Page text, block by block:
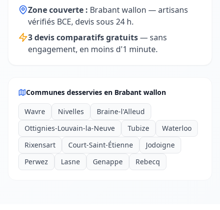
Zone couverte : Brabant wallon — artisans
vérifiés BCE, devis sous 24 h.
3 devis comparatifs gratuits— sans
engagement, en moins d'1 minute.
Communes desservies en Brabant wallon
Wavre Nivelles
Braine-l'Alleud
Ottignies-Louvain-la-Neuve
Tubize
Waterloo
Rixensart
Court-Saint-Étienne
Jodoigne
Perwez
Lasne Genappe Rebecq